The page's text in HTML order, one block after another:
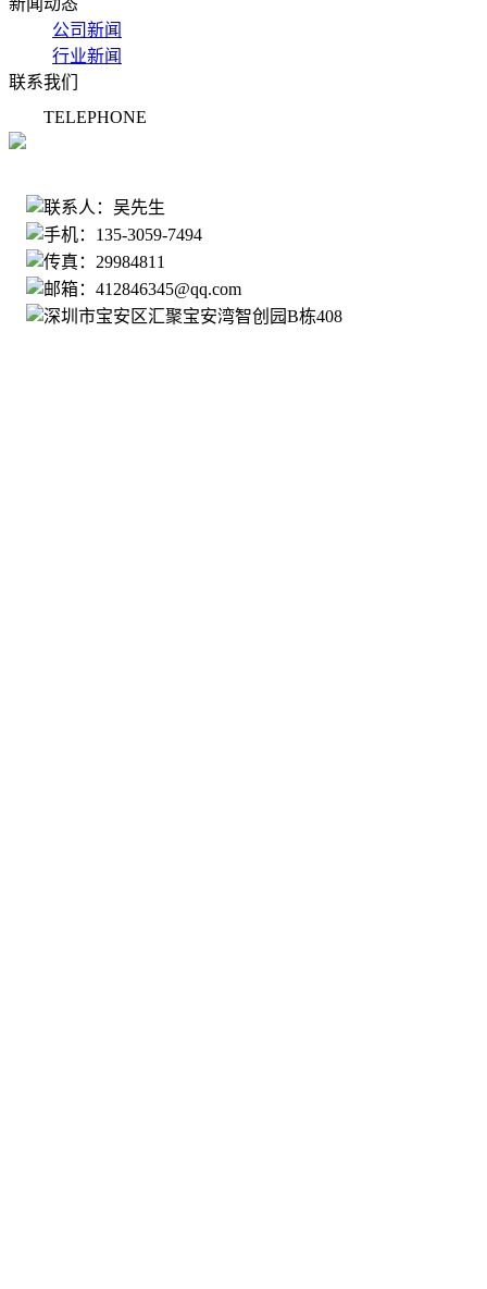
公司新闻
行业新闻
联系我们
TELEPHONE
联系人：吴先生
手机：135-3059-7494
传真：29984811
邮箱：412846345@qq.com
深圳市宝安区汇聚宝安湾智创园B栋408